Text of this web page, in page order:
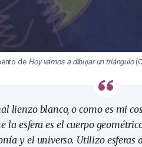
de Hoy vamos a dibujar un triángulo
lienzo blanco, o como es mi
la esfera es el cuerpo
y el universo. Utilizo esferas